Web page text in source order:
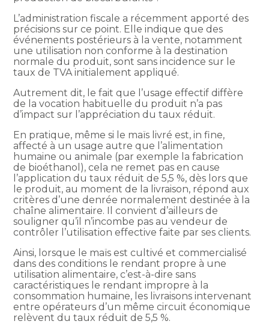
L’administration fiscale a récemment apporté des
précisions sur ce point. Elle indique que des
événements postérieurs à la vente, notamment
une utilisation non conforme à la destination
normale du produit, sont sans incidence sur le
taux de TVA initialement appliqué.
Autrement dit, le fait que l’usage effectif diffère
de la vocation habituelle du produit n’a pas
d’impact sur l’appréciation du taux réduit.
En pratique, même si le maïs livré est, in fine,
affecté à un usage autre que l’alimentation
humaine ou animale (par exemple la fabrication
de bioéthanol), cela ne remet pas en cause
l’application du taux réduit de 5,5 %, dès lors que
le produit, au moment de la livraison, répond aux
critères d’une denrée normalement destinée à la
chaîne alimentaire. Il convient d’ailleurs de
souligner qu’il n’incombe pas au vendeur de
contrôler l’utilisation effective faite par ses clients.
Ainsi, lorsque le maïs est cultivé et commercialisé
dans des conditions le rendant propre à une
utilisation alimentaire, c’est-à-dire sans
caractéristiques le rendant impropre à la
consommation humaine, les livraisons intervenant
entre opérateurs d’un même circuit économique
relèvent du taux réduit de 5,5 %.